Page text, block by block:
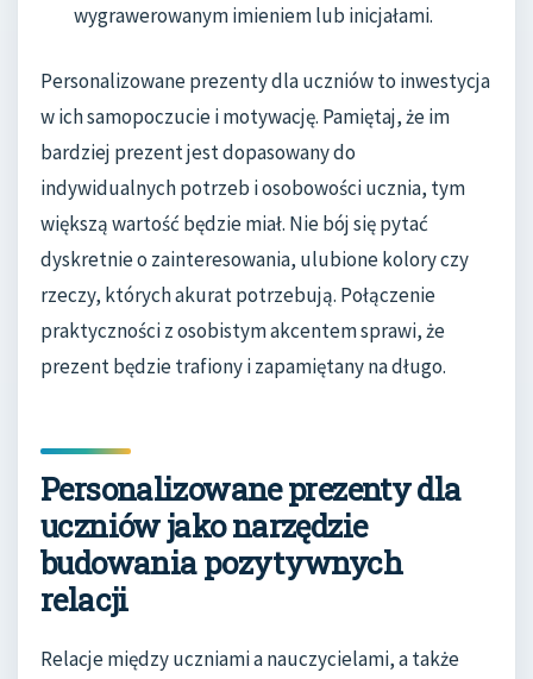
wygrawerowanym imieniem lub inicjałami.
Personalizowane prezenty dla uczniów to inwestycja
w ich samopoczucie i motywację. Pamiętaj, że im
bardziej prezent jest dopasowany do
indywidualnych potrzeb i osobowości ucznia, tym
większą wartość będzie miał. Nie bój się pytać
dyskretnie o zainteresowania, ulubione kolory czy
rzeczy, których akurat potrzebują. Połączenie
praktyczności z osobistym akcentem sprawi, że
prezent będzie trafiony i zapamiętany na długo.
Personalizowane prezenty dla
uczniów jako narzędzie
budowania pozytywnych
relacji
Relacje między uczniami a nauczycielami, a także